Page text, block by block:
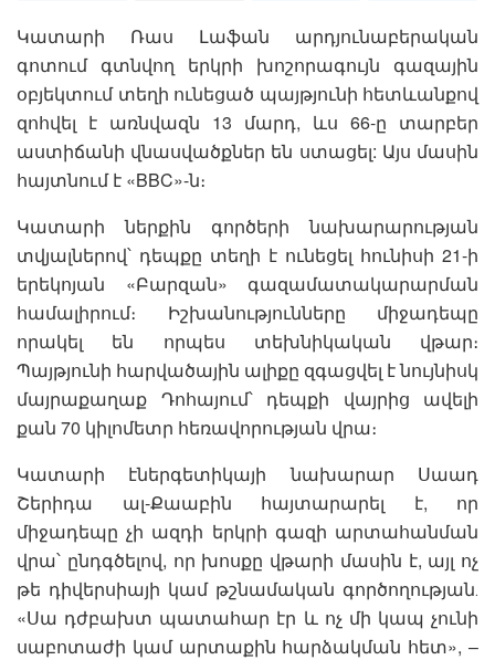
Կատարի Ռաս Լաֆան արդյունաբերական
գոտում գտնվող երկրի խոշորագույն գազային
օբյեկտում տեղի ունեցած պայթյունի հետևանքով
զոհվել է առնվազն 13 մարդ, ևս 66-ը տարբեր
աստիճանի վնասվածքներ են ստացել: Այս մասին
հայտնում է «BBC»-ն։
Կատարի ներքին գործերի նախարարության
տվյալներով՝ դեպքը տեղի է ունեցել հունիսի 21-ի
երեկոյան «Բարզան» գազամատակարարման
համալիրում։ Իշխանությունները միջադեպը
որակել են որպես տեխնիկական վթար։
Պայթյունի հարվածային ալիքը զգացվել է նույնիսկ
մայրաքաղաք Դոհայում՝ դեպքի վայրից ավելի
քան 70 կիլոմետր հեռավորության վրա։
Կատարի էներգետիկայի նախարար Սաադ
Շերիդա ալ-Քաաբին հայտարարել է, որ
միջադեպը չի ազդի երկրի գազի արտահանման
վրա՝ ընդգծելով, որ խոսքը վթարի մասին է, այլ ոչ
թե դիվերսիայի կամ թշնամական գործողության․
«Սա դժբախտ պատահար էր և ոչ մի կապ չունի
սաբոտաժի կամ արտաքին հարձակման հետ», –